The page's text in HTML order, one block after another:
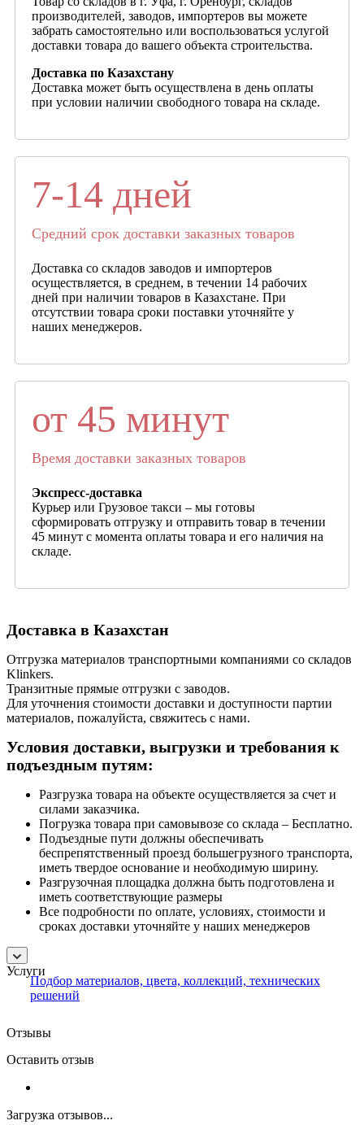
производителей, заводов, импортеров вы можете
забрать самостоятельно или воспользоваться услугой
доставки товара до вашего объекта строительства.
Доставка по Казахстану
Доставка может быть осуществлена в день оплаты
при условии наличии свободного товара на складе.
7-14 дней
Средний срок доставки заказных товаров
Доставка со складов заводов и импортеров
осуществляется, в среднем, в течении 14 рабочих
дней при наличии товаров в Казахстане. При
отсутствии товара сроки поставки уточняйте у
наших менеджеров.
от 45 минут
Время доставки заказных товаров
Экспресс-доставка
Курьер или Грузовое такси – мы готовы
сформировать отгрузку и отправить товар в течении
45 минут с момента оплаты товара и его наличия на
складе.
Доставка в Казахстан
Отгрузка материалов транспортными компаниями со складов
Klinkers.
Транзитные прямые отгрузки с заводов.
Для уточнения стоимости доставки и доступности партии
материалов, пожалуйста, свяжитесь с нами.
Условия доставки, выгрузки и требования к
подъездным путям:
Разгрузка товара на объекте осуществляется за счет и
силами заказчика.
Погрузка товара при самовывозе со склада – Бесплатно.
Подъездные пути должны обеспечивать
беспрепятственный проезд большегрузного транспорта,
иметь твердое основание и необходимую ширину.
Разгрузочная площадка должна быть подготовлена и
иметь соответствующие размеры
Все подробности по оплате, условиях, стоимости и
сроках доставки уточняйте у наших менеджеров
Услуги
Подбор материалов, цвета, коллекций, технических
решений
Отзывы
Оставить отзыв
Загрузка отзывов...